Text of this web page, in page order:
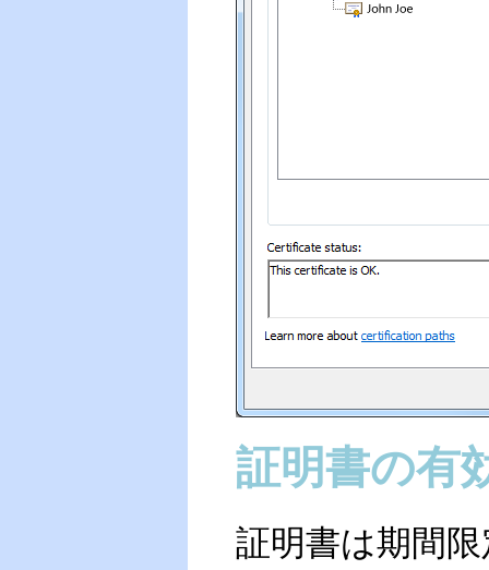
証明書の有
証明書は期間